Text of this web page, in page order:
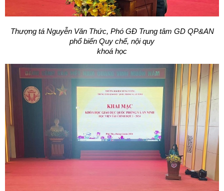
Thượng tá Nguyễn Văn Thức, Phó GĐ Trung tâm GD QP&AN
phổ biến Quy chế, nội quy
khoá học